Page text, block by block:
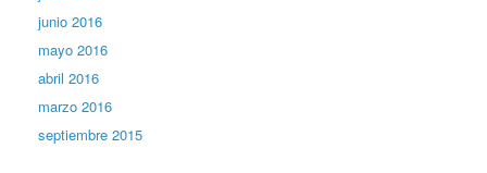
junio 2016
mayo 2016
abril 2016
marzo 2016
septiembre 2015